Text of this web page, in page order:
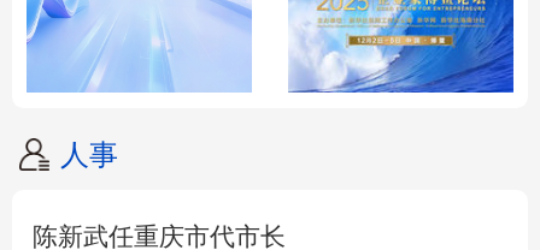
人事
陈新武任重庆市代市长